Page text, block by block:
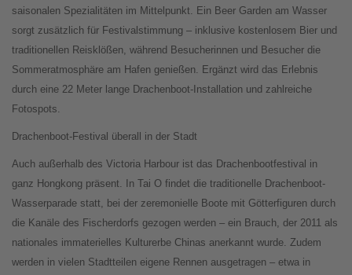
saisonalen Spezialitäten im Mittelpunkt. Ein Beer Garden am Wasser
sorgt zusätzlich für Festivalstimmung – inklusive kostenlosem Bier und
traditionellen Reisklößen, während Besucherinnen und Besucher die
Sommeratmosphäre am Hafen genießen. Ergänzt wird das Erlebnis
durch eine 22 Meter lange Drachenboot-Installation und zahlreiche
Fotospots.
Drachenboot-Festival überall in der Stadt
Auch außerhalb des Victoria Harbour ist das Drachenbootfestival in
ganz Hongkong präsent. In Tai O findet die traditionelle Drachenboot-
Wasserparade statt, bei der zeremonielle Boote mit Götterfiguren durch
die Kanäle des Fischerdorfs gezogen werden – ein Brauch, der 2011 als
nationales immaterielles Kulturerbe Chinas anerkannt wurde. Zudem
werden in vielen Stadtteilen eigene Rennen ausgetragen – etwa in